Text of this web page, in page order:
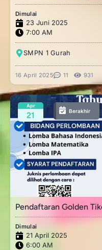
Dimulai
23 Juni 2025
7:00 AM
SMPN 1 Gurah
16 April 2025 11 931
Pendaftaran Golden
Dimulai
21 April 2025
6:00 AM
Apr
21 Berakhir